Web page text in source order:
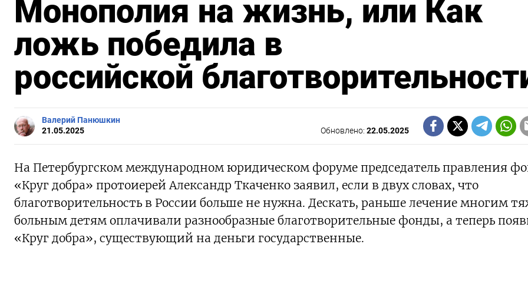
Монополия на жизнь, или Как
ложь победила в
российской
Валерий Панюшкин
21.05.2025
Обновлено:22.05.2025
На Петербургском международном юридическом форуме председатель правления
«Круг добра» протоиерей Александр Ткаченко заявил, если в двух словах, что
благотворительность в России больше не нужна. Дескать, раньше лечение многим
больным детям оплачивали разнообразные благотворительные фонды, а теперь
«Круг добра», существующий на деньги государственные.